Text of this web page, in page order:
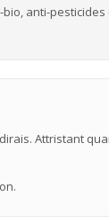
anti-
Attristant